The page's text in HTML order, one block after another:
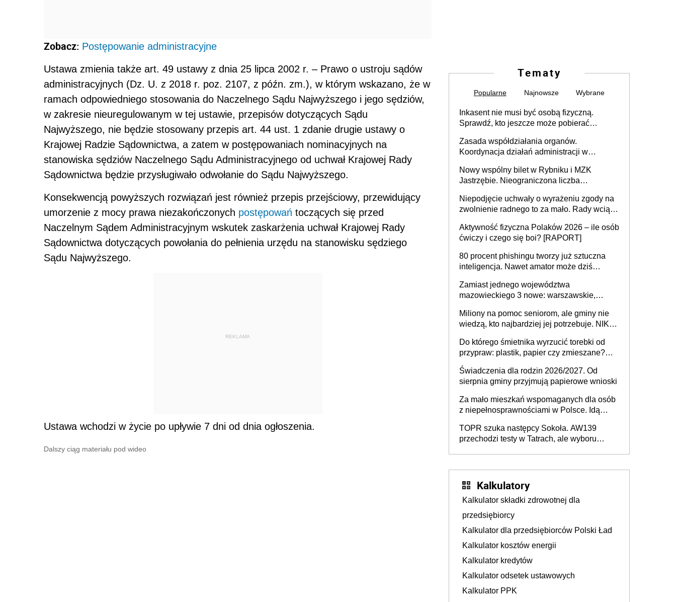
Zobacz: Postępowanie administracyjne
Ustawa zmienia także art. 49 ustawy z dnia 25 lipca 2002 r. – Prawo o ustroju sądów
administracyjnych (Dz. U. z 2018 r. poz. 2107, z późn. zm.), w którym wskazano, że w
ramach odpowiedniego stosowania do Naczelnego Sądu Najwyższego i jego sędziów,
w zakresie nieuregulowanym w tej ustawie, przepisów dotyczących Sądu
Najwyższego, nie będzie stosowany przepis art. 44 ust. 1 zdanie drugie ustawy o
Krajowej Radzie Sądownictwa, a zatem w postępowaniach nominacyjnych na
stanowiska sędziów Naczelnego Sądu Administracyjnego od uchwał Krajowej Rady
Sądownictwa będzie przysługiwało odwołanie do Sądu Najwyższego.
Konsekwencją powyższych rozwiązań jest również przepis przejściowy, przewidujący
umorzenie z mocy prawa niezakończonych postępowań toczących się przed
Naczelnym Sądem Administracyjnym wskutek zaskarżenia uchwał Krajowej Rady
Sądownictwa dotyczących powołania do pełnienia urzędu na stanowisku sędziego
Sądu Najwyższego.
REKLAMA
Ustawa wchodzi w życie po upływie 7 dni od dnia ogłoszenia.
Dalszy ciąg materiału pod wideo
Tematy
Popularne Najnowsze Wybrane
Inkasent nie musi być osobą fizyczną.
Sprawdź, kto jeszcze może pobierać
Zasada współdziałania organów.
Koordynacja działań administracji w
Nowy wspólny bilet w Rybniku i MZK
Jastrzębie. Nieograniczona liczba
Niepodjęcie uchwały o wyrażeniu zgody na
zwolnienie radnego to za mało. Rady wciąż
rozstrzygać sprawy
Aktywność fizyczna Polaków 2026 – ile osób
ćwiczy i czego się boi? [RAPORT]
80 procent phishingu tworzy już sztuczna
inteligencja. Nawet amator może dziś
Zamiast jednego województwa
mazowieckiego 3 nowe: warszawskie,
Europie nie ma tak dużych jednostek
stołecznych
Miliony na pomoc seniorom, ale gminy nie
wiedzą, kto najbardziej jej potrzebuje. NIK
Do którego śmietnika wyrzucić torebki od
przypraw: plastik, papier czy zmieszane?
Świadczenia dla rodzin 2026/2027. Od
sierpnia gminy przyjmują papierowe wnioski
Za mało mieszkań wspomaganych dla osób
z niepełnosprawnościami w Polsce. Idą
TOPR szuka następcy Sokoła. AW139
przechodzi testy w Tatrach, ale wyboru
Kalkulatory
Kalkulator składki zdrowotnej dla
przedsiębiorcy
Kalkulator dla przedsiębiorców Polski Ład
Kalkulator kosztów energii
Kalkulator kredytów
Kalkulator odsetek ustawowych
Kalkulator PPK